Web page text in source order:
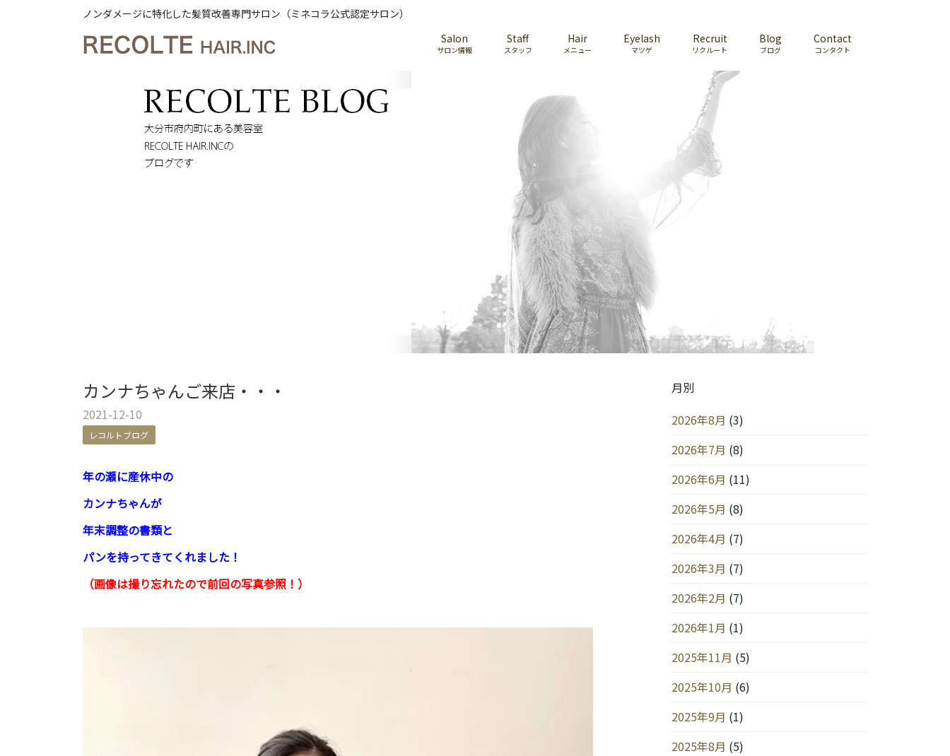
ノンダメージに特化した髪質改善専門サロン（ミネコラ公式認定サロン）
Salon
サロン情報
Staff
スタッフ
Hair
メニュー
Eyelash
マツゲ
Recruit
リクルート
Blog
ブログ
Contact
コンタクト
カンナちゃんご来店・・・
2021-12-10
レコルトブログ
年の瀬に産休中の
カンナちゃんが
年末調整の書類と
パンを持ってきてくれました！
（画像は撮り忘れたので前回の写真参照！）
月別
2026年8月 (3)
2026年7月 (8)
2026年6月 (11)
2026年5月 (8)
2026年4月 (7)
2026年3月 (7)
2026年2月 (7)
2026年1月 (1)
2025年11月 (5)
2025年10月 (6)
2025年9月 (1)
2025年8月 (5)